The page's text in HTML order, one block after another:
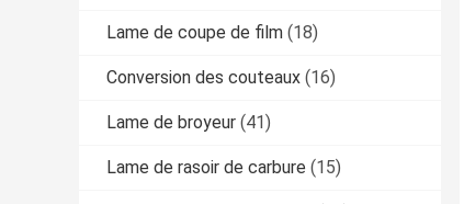
Lame de coupe de film (18)
Conversion des couteaux (16)
Lame de broyeur (41)
Lame de rasoir de carbure (15)